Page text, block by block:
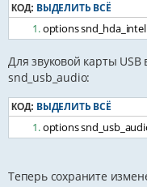
КОД: ВЫДЕЛИТЬ ВСЁ
options
Для звуковой карты
snd_usb_audio:
КОД: ВЫДЕЛИТЬ ВСЁ
options
Теперь сохраните